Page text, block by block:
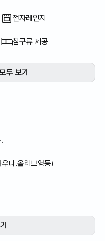
전자레인지
침구류 제공
두 보기
나.올리브영등)
도보 5~10분이내
불을 제공합니다. (건조기로